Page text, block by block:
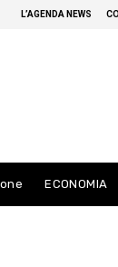
L’AGENDA NEWS
ECONOMIA